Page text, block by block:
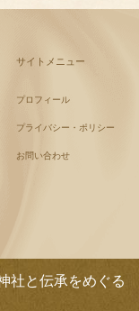
サイトメニュー
プロフィール
プライバシー・ポリシー
お問い合わせ
社と伝承をめぐる